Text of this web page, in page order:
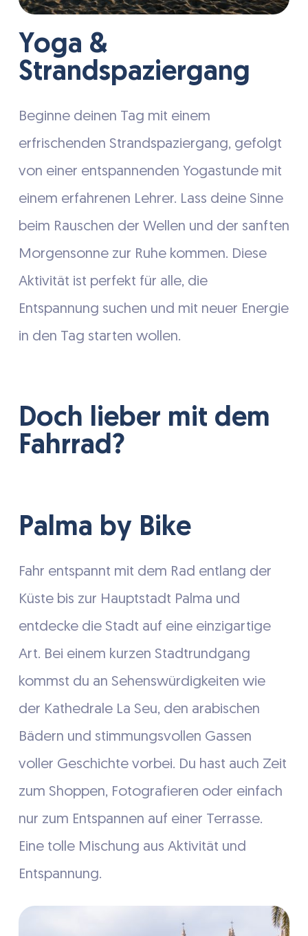
Yoga &
Strandspaziergang
Beginne deinen Tag mit einem
erfrischenden Strandspaziergang, gefolgt
von einer entspannenden Yogastunde mit
einem erfahrenen Lehrer. Lass deine Sinne
beim Rauschen der Wellen und der sanften
Morgensonne zur Ruhe kommen. Diese
Aktivität ist perfekt für alle, die
Entspannung suchen und mit neuer Energie
in den Tag starten wollen.
Doch lieber mit dem
Fahrrad?
Palma by Bike
Fahr entspannt mit dem Rad entlang der
Küste bis zur Hauptstadt Palma und
entdecke die Stadt auf eine einzigartige
Art. Bei einem kurzen Stadtrundgang
kommst du an Sehenswürdigkeiten wie
der Kathedrale La Seu, den arabischen
Bädern und stimmungsvollen Gassen
voller Geschichte vorbei. Du hast auch Zeit
zum Shoppen, Fotografieren oder einfach
nur zum Entspannen auf einer Terrasse.
Eine tolle Mischung aus Aktivität und
Entspannung.